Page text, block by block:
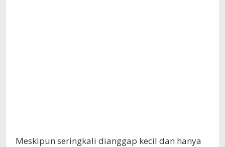
Meskipun seringkali dianggap kecil dan hanya